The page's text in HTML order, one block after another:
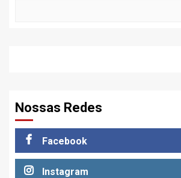
Nossas Redes
Facebook
Instagram